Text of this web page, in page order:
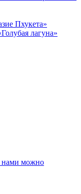
Пхукета»
лагуна»
нами можно